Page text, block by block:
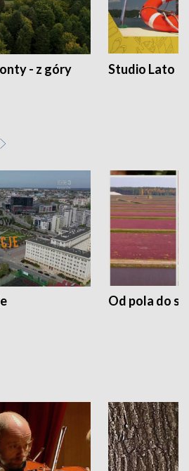
- z góry
Studio Lato
Od pola do